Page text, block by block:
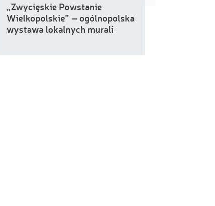
„Zwycięskie Powstanie
Wielkopolskie” – ogólnopolska
wystawa lokalnych murali